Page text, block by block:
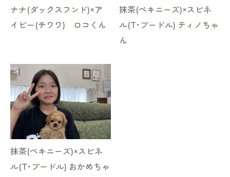
ナナ(ダックスフンド)×ア
イビー(チワワ) ロコくん
抹茶(ペキニーズ)×スピネ
ル(T･プードル) ティノちゃ
ん
抹茶(ペキニーズ)×スピネ
ル(T･プードル) おかめちゃ
お気軽にお問い合わせください